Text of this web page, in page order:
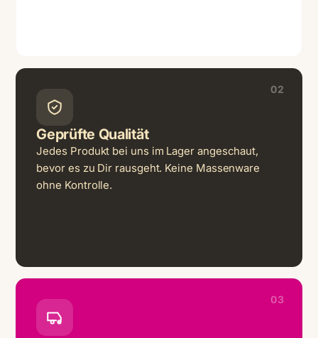
02
Geprüfte Qualität
Jedes Produkt bei uns im Lager angeschaut,
bevor es zu Dir rausgeht. Keine Massenware
ohne Kontrolle.
03